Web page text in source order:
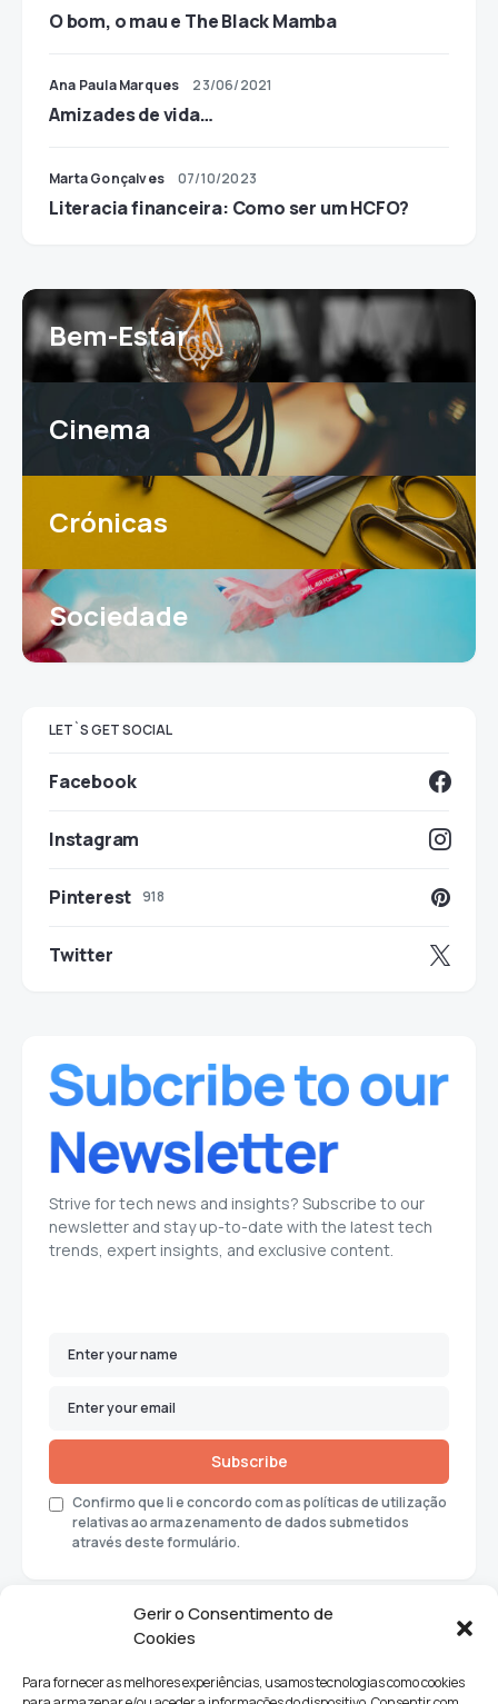
Gerir o Consentimento de
Cookies
Para fornecer as melhores experiências, usamos tecnologias como cookies
O bom, o mau e The Black Mamba
Ana Paula Marques 23/06/2021
Amizades de vida…
Marta Gonçalves 07/10/2023
Literacia financeira: Como ser um HCFO?
Bem-Estar
Cinema
Crónicas
Sociedade
LET`S GET SOCIAL
Facebook
Instagram
Pinterest 918
Twitter
Strive for tech news and insights? Subscribe to our
newsletter and stay up-to-date with the latest tech
trends, expert insights, and exclusive content.
Subscribe
Confirmo que li e concordo com as políticas de utilização
relativas ao armazenamento de dados submetidos
através deste formulário.